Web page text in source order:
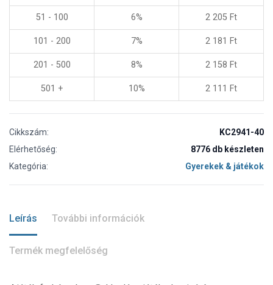
51 - 100 6% 2 205 Ft
101 - 200 7% 2 181 Ft
201 - 500 8% 2 158 Ft
501 + 10% 2 111 Ft
Cikkszám:
KC2941-40
Elérhetőség:
8776 db készleten
Kategória:
Gyerekek & játékok
Leírás További információk
Termék megfelelőség